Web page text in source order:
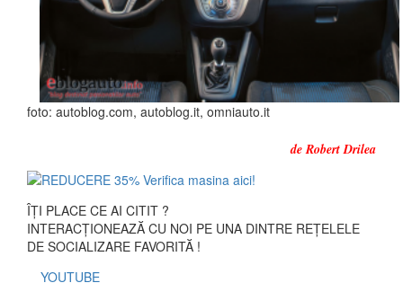
foto: autoblog.com, autoblog.it, omniauto.it
de Robert Drilea
ÎȚI PLACE CE AI CITIT ?
INTERACȚIONEAZĂ CU NOI PE UNA DINTRE REȚELELE
DE SOCIALIZARE FAVORITĂ !
YOUTUBE